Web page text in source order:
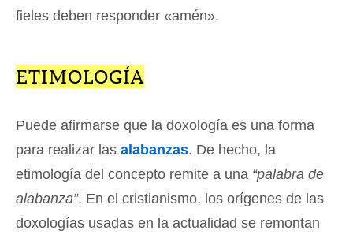
fieles deben responder «amén».
ETIMOLOGÍA
Puede afirmarse que la doxología es una forma
para realizar las alabanzas. De hecho, la
etimología del concepto remite a una “palabra de
alabanza”. En el cristianismo, los orígenes de las
doxologías usadas en la actualidad se remontan